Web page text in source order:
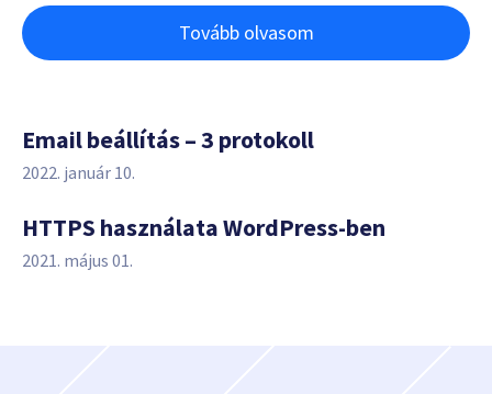
Tovább olvasom
Email beállítás – 3 protokoll
2022. január 10.
HTTPS használata WordPress-ben
2021. május 01.